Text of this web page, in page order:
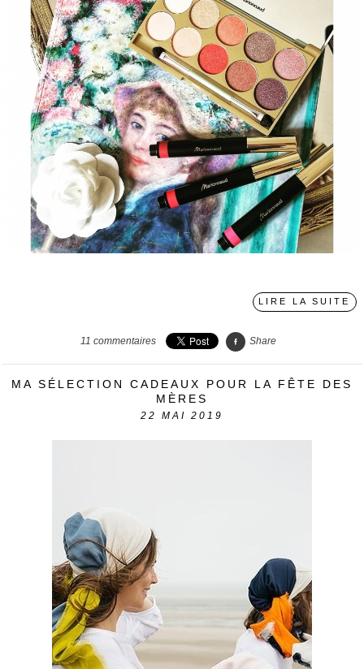
LIRE LA SUITE
11 commentaires Share
MA SÉLECTION CADEAUX POUR LA FÊTE DES
MÈRES
22 MAI 2019